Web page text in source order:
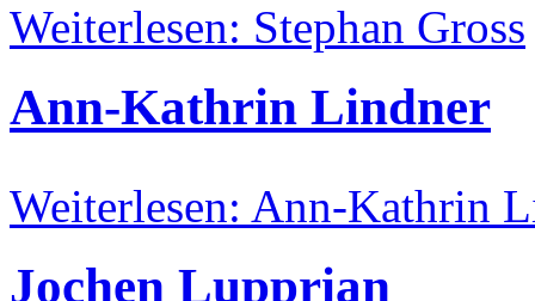
Weiterlesen: Stephan Gross
Ann-Kathrin Lindner
Weiterlesen: Ann-Kathrin
Jochen Lupprian